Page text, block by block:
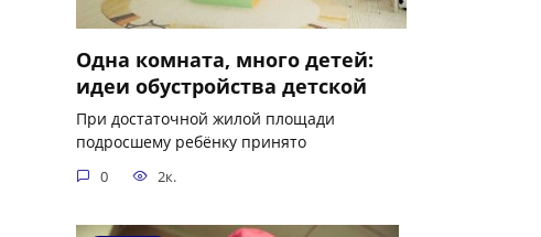
Одна комната, много детей:
идеи обустройства детской
При достаточной жилой площади
подросшему ребёнку принято
0 2к.